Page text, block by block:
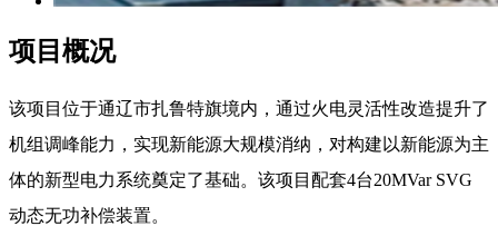
项目概况
该项目位于通辽市扎鲁特旗境内，通过火电灵活性改造提升了
机组调峰能力，实现新能源大规模消纳，对构建以新能源为主
体的新型电力系统奠定了基础。该项目配套4台20MVar SVG
动态无功补偿装置。